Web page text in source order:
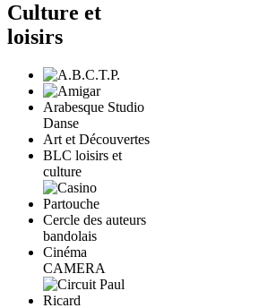
Culture et
loisirs
Arabesque Studio
Danse
Art et Découvertes
BLC loisirs et
culture
Cercle des auteurs
bandolais
Cinéma
CAMERA